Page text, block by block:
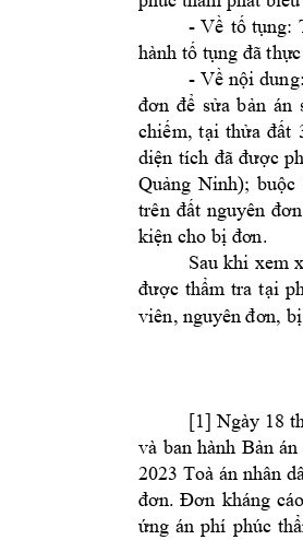
- Về tố tụng:
hành tố tụng đã
- Về nội dung:
đơn để sửa bản án
chiếm, tại thửa đất
diện tích đã được
Quảng Ninh); buộc
trên đất nguyên đơn
kiện cho bị đơn.
Sau khi xem
được thẩm tra tại
viên, nguyên đơn, bị
[1] Ngày 18
và ban hành Bản án
2023 Toà án nhân
đơn. Đơn kháng cáo
ứng án phí phúc